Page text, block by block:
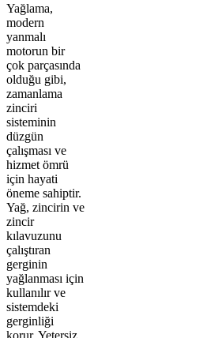
Yağlama,
modern
yanmalı
motorun bir
çok parçasında
olduğu gibi,
zamanlama
zinciri
sisteminin
düzgün
çalışması ve
hizmet ömrü
için hayati
öneme sahiptir.
Yağ, zincirin ve
zincir
kılavuzunu
çalıştıran
gerginin
yağlanması için
kullanılır ve
sistemdeki
gerginliği
korur. Yetersiz